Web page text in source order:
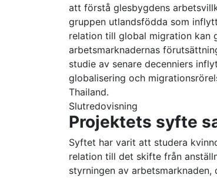
att förstå glesbygdens
gruppen utlandsfödda som
relation till global migration kan
arbetsmarknadernas
studie av senare decenniers
globalisering och
Thailand.
Slutredovisning
Projektets syfte
Syftet har varit att studera
relation till det skifte från
styrningen av